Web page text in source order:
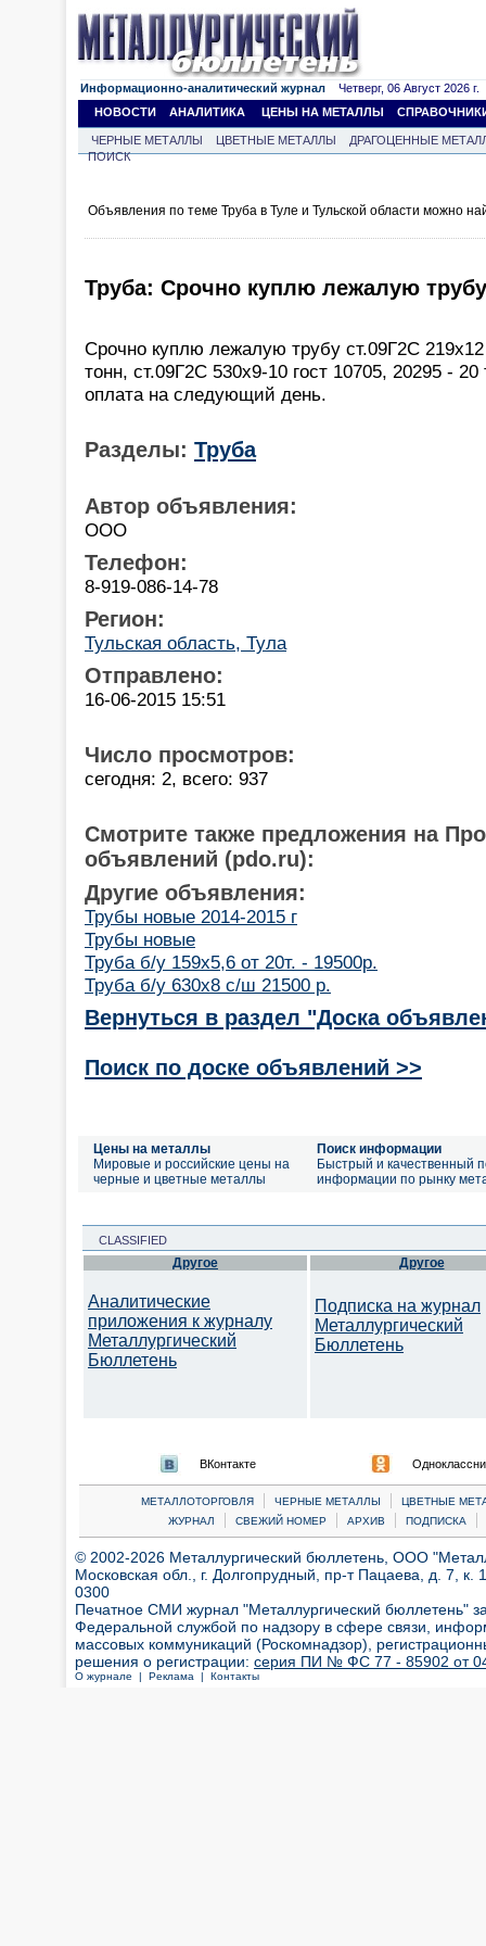
Информационно-аналитический журнал Четверг, 06 Август 2026 г.
НОВОСТИ
АНАЛИТИКА ЦЕНЫ НА МЕТАЛЛЫ
ЧЕРНЫЕ МЕТАЛЛЫ ЦВЕТНЫЕ МЕТАЛЛЫ
ДРАГОЦЕННЫЕ
ПОИСК
Объявления по теме Труба в Туле и Тульской области можно
Труба: Срочно куплю лежалую трубу
Срочно куплю лежалую трубу ст.09Г2С 219х12
тонн, ст.09Г2С 530х9-10 гост 10705, 20295 -
оплата на следующий день.
Разделы: Труба
Автор объявления:
ООО
Телефон:
8-919-086-14-78
Регион:
Тульская область, Тула
Отправлено:
16-06-2015 15:51
Число просмотров:
сегодня: 2, всего: 937
Смотрите также предложения на
объявлений (pdo.ru):
Другие объявления:
Трубы новые 2014-2015 г
Трубы новые
Труба б/у 159х5,6 от 20т. - 19500р.
Труба б/у 630х8 с/ш 21500 р.
Вернуться в раздел "Доска
Поиск по доске объявлений >>
Цены на металлы
Мировые и российские цены на
черные и цветные металлы
Поиск информации
Быстрый и качественный
информации по рынку
CLASSIFIED
Другое
Аналитические
приложения к журналу
Металлургический
Бюллетень
Другое
Подписка на журнал
Металлургический
Бюллетень
ВКонтакте
МЕТАЛЛОТОРГОВЛЯ | ЧЕРНЫЕ МЕТАЛЛЫ |
ЦВЕТНЫЕ
ЖУРНАЛ
| СВЕЖИЙ НОМЕР | АРХИВ | ПОДПИСКА |
© 2002-2026 Металлургический бюллетень, ООО
Московская обл., г. Долгопрудный, пр-т Пацаева, д. 7,
0300
Печатное СМИ журнал "Металлургический бюллетень"
Федеральной службой по надзору в сфере связи,
массовых коммуникаций (Роскомнадзор),
решения о регистрации: серия ПИ № ФС 77 - 85902 от 04
О журнале | Реклама | Контакты